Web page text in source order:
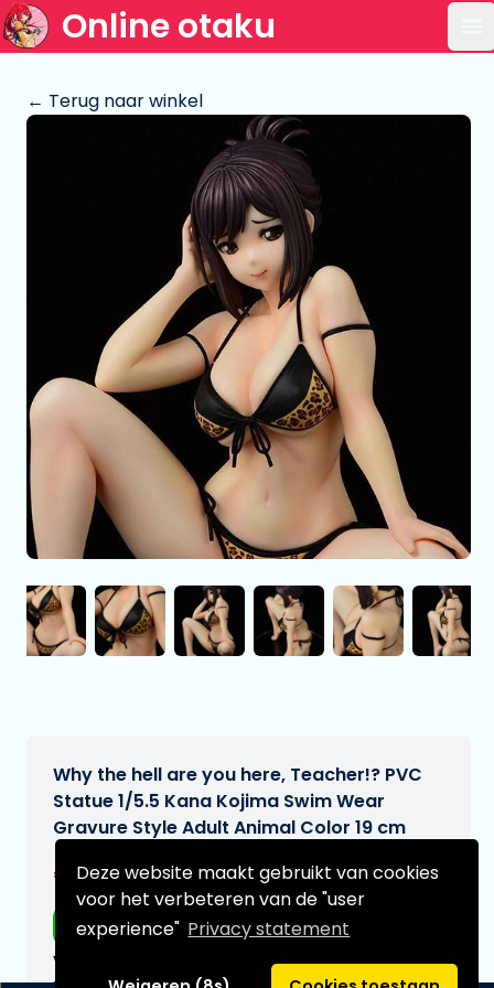
Deze website maakt gebruikt van cookies
voor het verbeteren van de "user
experience" Privacy statement
Online otaku
← Terug naar winkel
Why the hell are you here, Teacher!? PVC
Statue 1/5.5 Kana Kojima Swim Wear
Gravure Style Adult Animal Color 19 cm
€269,00[Onder voorbehoud]
Gratis verzending
Verwachtte leverdatum: